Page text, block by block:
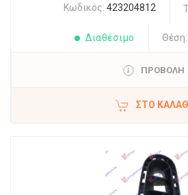
Κωδικός: 423204812
Διαθέσιμο Θέση:
ΠΡΟΒΟΛΗ
ΣΤΟ ΚΑΛΆΘΙ